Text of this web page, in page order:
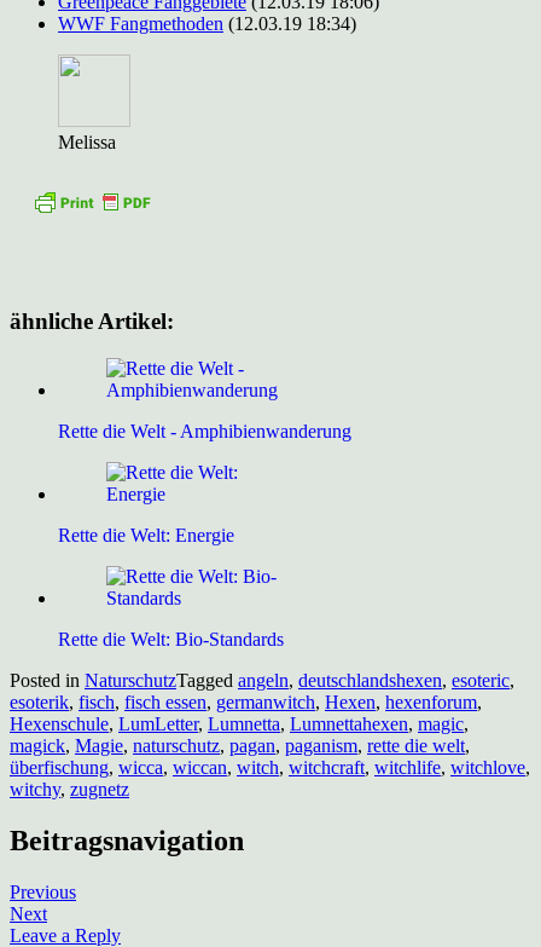
WWF Fangmethoden (12.03.19 18:34)
Melissa
ähnliche Artikel:
Rette die Welt - Amphibienwanderung
Rette die Welt: Energie
Rette die Welt: Bio-Standards
Posted in NaturschutzTagged angeln, deutschlandshexen, esoteric,
esoterik, fisch, fisch essen, germanwitch, Hexen, hexenforum,
Hexenschule, LumLetter, Lumnetta, Lumnettahexen, magic,
magick, Magie, naturschutz, pagan, paganism, rette die welt,
überfischung, wicca, wiccan, witch, witchcraft, witchlife, witchlove,
witchy, zugnetz
Beitragsnavigation
Previous
Next
Leave a Reply